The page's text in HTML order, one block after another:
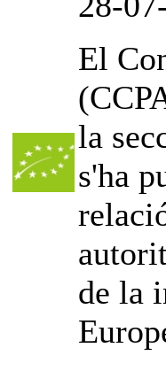
El
la
s'ha
de la